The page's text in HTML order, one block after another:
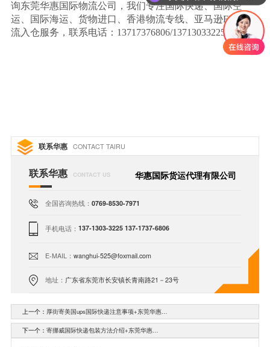
询东莞华惠国际物流公司，我们专注国际快递、国际空
运、国际海运、货物进口、香港物流专线、亚马逊FBA物
流入仓服务，联系电话：13717376806/13713033225
联系华惠 CONTACT TAIRU
联系华惠 CONTACT US 华惠国际货运代理有限公司
全国咨询热线：0769-8530-7971
手机电话：137-1303-3225 137-1737-6806
E-MAIL：wanghui-525@foxmail.com
地址： 广东省东莞市长安镇长青南路21－23号
上一个： 厚街寄美国ups国际快递注意事项+东莞华惠…
下一个： 寄挪威国际快递包装方法介绍+东莞华惠…